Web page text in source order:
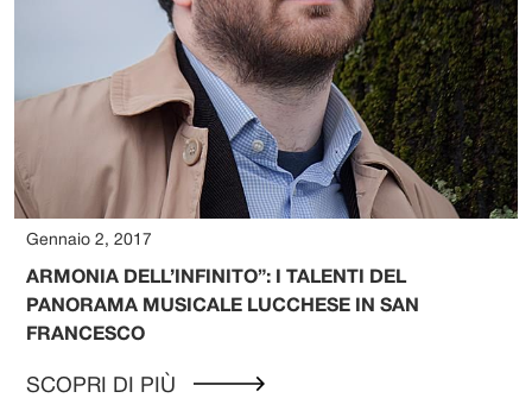
Gennaio 2, 2017
ARMONIA DELL’INFINITO”: I TALENTI DEL
PANORAMA MUSICALE LUCCHESE IN SAN
FRANCESCO
SCOPRI DI PIÙ